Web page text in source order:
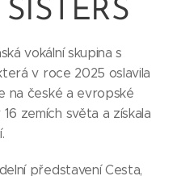
vokální skupina s
v roce 2025 oslavila
na české a evropské
zemích světa a získala
představení Cesta,